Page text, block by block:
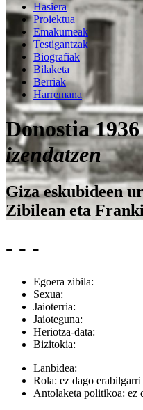
Hasiera
Proiektua
Emakumeak
Testigantzak
Biografiak
Bilaketa
Berriak
Harremana
Donostia
izendatzen
Giza eskubideen
Zibilean eta
- - -
Egoera zibila:
Sexua:
Jaioterria:
Jaioteguna:
Heriotza-data:
Bizitokia:
Lanbidea:
Rola: ez dago erabilgarri
Antolaketa politikoa: ez